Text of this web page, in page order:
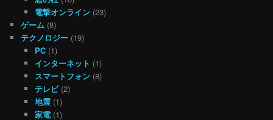
電撃オンライン(23)
ゲーム (8)
テクノロジー (19)
PC(1)
インターネット (1)
スマートフォン(8)
テレビ(2)
地震(1)
家電(1)